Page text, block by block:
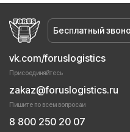
Бесплатный
vk.com/foruslogistics
Присоединяйтесь
zakaz@foruslogistics.ru
Пишите по всем вопросаи
8 800 250 20 07